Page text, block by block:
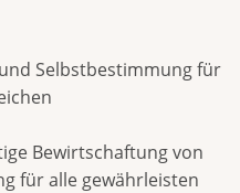
Selbstbestimmung für
Bewirtschaftung von
für alle gewährleisten